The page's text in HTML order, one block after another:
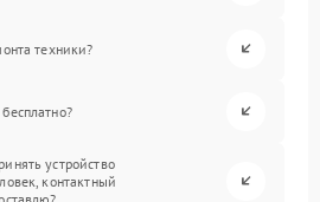
техники?
устройство
контактный